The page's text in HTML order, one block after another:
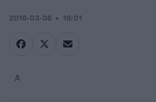
2016-03-06 16:01